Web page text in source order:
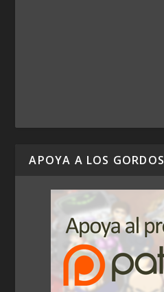
APOYA A LOS GORDOS